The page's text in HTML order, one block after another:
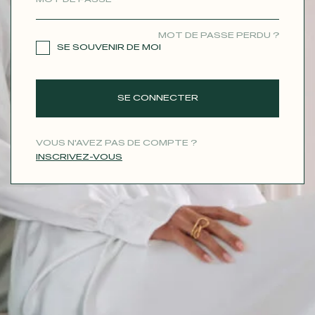
MOT DE PASSE PERDU ?
SE SOUVENIR DE MOI
SE CONNECTER
VOUS N'AVEZ PAS DE COMPTE ?
INSCRIVEZ-VOUS